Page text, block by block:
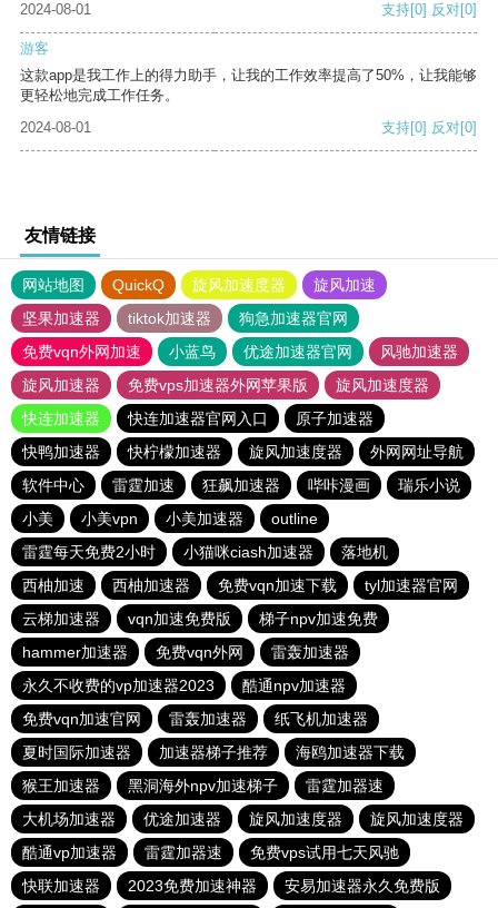
2024-08-01
支持[0] 反对[0]
游客
这款app是我工作上的得力助手，让我的工作效率提高了50%，让我能够
更轻松地完成工作任务。
2024-08-01
支持[0] 反对[0]
友情链接
网站地图 QuickQ 旋风加速度器
旋风加速
坚果加速器
tiktok加速器
狗急加速器官网
免费vqn外网加速
小蓝鸟 优途加速器官网
风驰加速器
旋风加速器
免费vps加速器外网苹果版
旋风加速度器
快连加速器
快连加速器官网入口
原子加速器
快鸭加速器
快柠檬加速器 旋风加速度器
外网网址导航
软件中心
雷霆加速 狂飙加速器 哔咔漫画
瑞乐小说
小美
小美vpn 小美加速器
outline
雷霆每天免费2小时
小猫咪ciash加速器
落地机
西柚加速
西柚加速器 免费vqn加速下载
tyl加速器官网
云梯加速器
vqn加速免费版
梯子npv加速免费
hammer加速器
免费vqn外网
雷轰加速器
永久不收费的vp加速器2023
酷通npv加速器
免费vqn加速官网
雷轰加速器
纸飞机加速器
夏时国际加速器
加速器梯子推荐
海鸥加速器下载
猴王加速器
黑洞海外npv加速梯子
雷霆加器速
大机场加速器
优途加速器 旋风加速度器
旋风加速度器
酷通vp加速器
雷霆加器速
免费vps试用七天风驰
快联加速器
2023免费加速神器 安易加速器永久免费版